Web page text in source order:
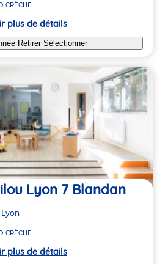
CRÈCHE
plus de détails
Retirer Sélectionner
Lyon 7 Blandan
Lyon
CRÈCHE
plus de détails